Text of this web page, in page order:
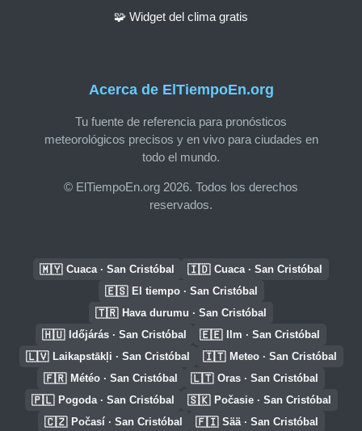
Acerca de ElTiempoEn.org
Tu fuente de referencia para pronósticos
meteorológicos precisos y en vivo para ciudades en
todo el mundo.
© ElTiempoEn.org 2026. Todos los derechos
reservados.
🧩 Widget del clima gratis
🇲🇾 Cuaca · San Cristóbal 🇮🇩 Cuaca · San Cristóbal
🇪🇸 El tiempo · San Cristóbal
🇹🇷 Hava durumu · San Cristóbal
🇭🇺 Időjárás · San Cristóbal 🇪🇪 Ilm · San Cristóbal
🇱🇻 Laikapstākļi · San Cristóbal 🇮🇹 Meteo · San Cristóbal
🇫🇷 Météo · San Cristóbal 🇱🇹 Oras · San Cristóbal
🇵🇱 Pogoda · San Cristóbal 🇸🇰 Počasie · San Cristóbal
🇨🇿 Počasí · San Cristóbal 🇫🇮 Sää · San Cristóbal